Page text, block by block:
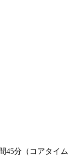
45分（コアタイム